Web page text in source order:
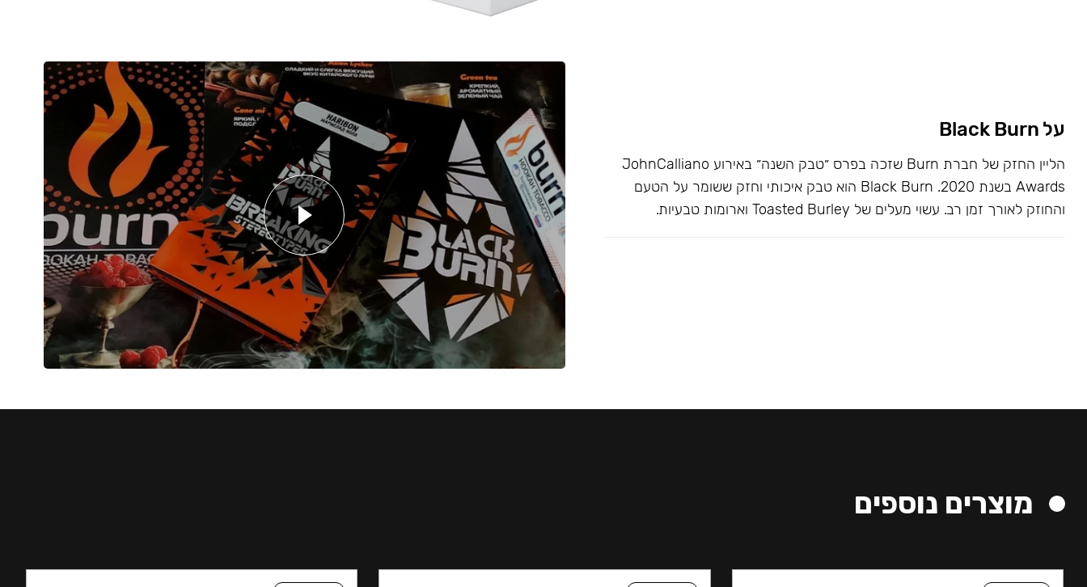
על Black Burn
הליין החזק של חברת Burn שזכה בפרס ״טבק השנה״ באירוע JohnCalliano
Awards בשנת 2020. Black Burn הוא טבק איכותי וחזק ששומר על הטעם
והחוזק לאורך זמן רב. עשוי מעלים של Toasted Burley וארומות טבעיות.
מוצרים נוספים